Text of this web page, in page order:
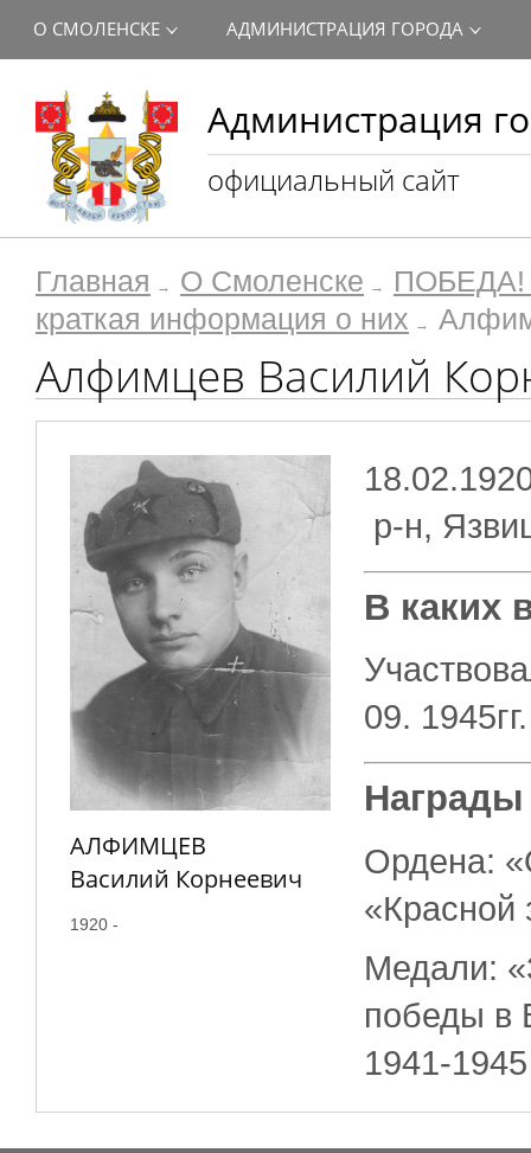
Администрация
официальный сайт
О СМОЛЕНСКЕ АДМИНИСТРАЦИЯ ГОРОДА
Главная О Смоленске
ПОБЕДА!
краткая информация о них
Алфимцев Василий
АЛФИМЦЕВ
Василий Корнеевич
1920 -
р-н,
В каких
09.
Награды
Ордена:
«Красной
Медали:
победы в
1941-1945